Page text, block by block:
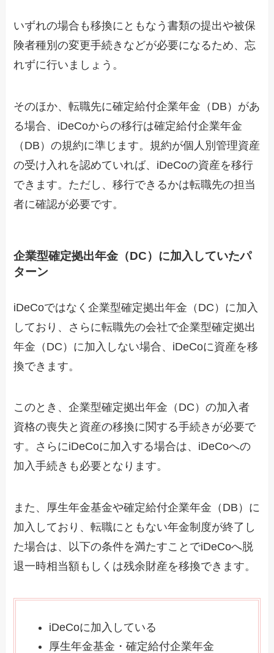
いずれの場合も移換にともなう書類の提出や被保
険者種別の変更手続きなどが必要になるため、忘
れずに行いましょう。
そのほか、転職先に確定給付企業年金（DB）があ
る場合、iDeCoからの移行は確定給付企業年金
（DB）の規約に準じます。規約が個人別管理資産
の受け入れを認めていれば、iDeCoの資産を移行
できます。ただし、移行できるかは転職先の担当
者に確認が必要です。
企業型確定拠出年金（DC）に加入していたパ
ターン
iDeCoではなく企業型確定拠出年金（DC）に加入
しており、さらに転職先の会社で企業型確定拠出
年金（DC）に加入しない場合、iDeCoに資産を移
換できます。
このとき、企業型確定拠出年金（DC）の加入者
資格の喪失と資産の移換に関する手続きが必要で
す。さらにiDeCoに加入する場合は、iDeCoへの
加入手続きも必要となります。
また、厚生年金基金や確定給付企業年金（DB）に
加入しており、転職にともない年金制度が終了し
た場合は、以下の条件を満たすことでiDeCoへ脱
退一時相当額もしくは残余財産を移換できます。
iDeCoに加入している
厚生年金基金・確定給付企業年金